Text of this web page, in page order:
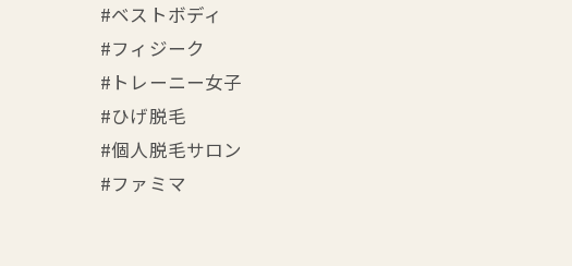
#ベストボディ
#フィジーク
#トレーニー女子
#ひげ脱毛
#個人脱毛サロン
#ファミマ